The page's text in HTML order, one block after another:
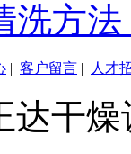
洗方法
| 客户留言 | 人才
达干